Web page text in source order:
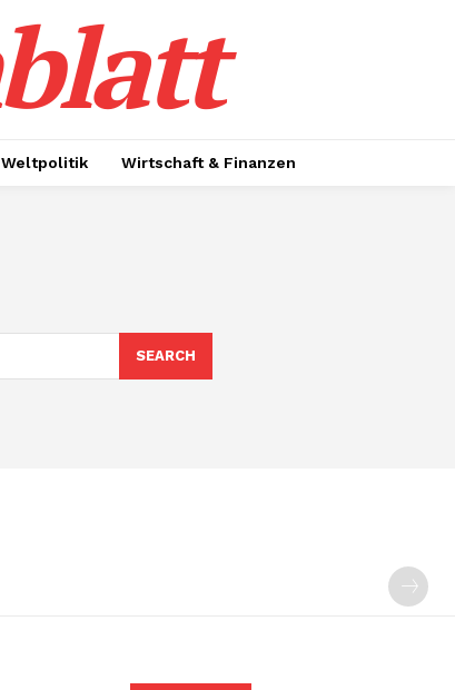
Weltpolitik Wirtschaft & Finanzen
SEARCH